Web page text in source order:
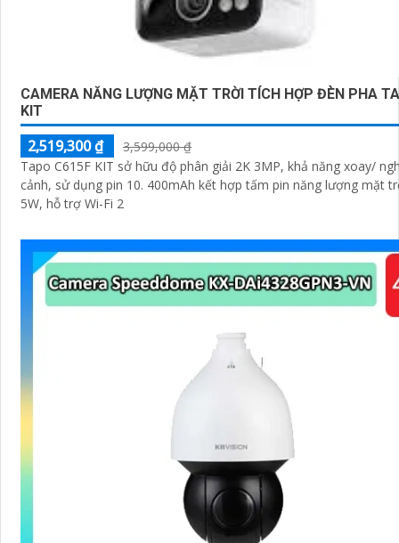
CAMERA NĂNG LƯỢNG MẶT TRỜI TÍCH HỢP ĐÈN PHA
KIT
2,519,300 ₫
3,599,000 ₫
Tapo C615F KIT sở hữu độ phân giải 2K 3MP, khả năng xoay/
cảnh, sử dụng pin 10. 400mAh kết hợp tấm pin năng lượng mặt
5W, hỗ trợ Wi-Fi 2